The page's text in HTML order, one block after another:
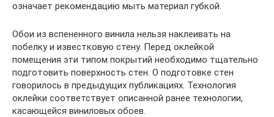
означает рекомендацию мыть материал губкой.
Обои из вспененного винила нельзя наклеивать на
побелку и известковую стену. Перед оклейкой
помещения эти типом покрытий необходимо тщательно
подготовить поверхность стен. О подготовке стен
говорилось в предыдущих публикациях. Технология
оклейки соответствует описанной ранее технологии,
касающейся виниловых обоев.